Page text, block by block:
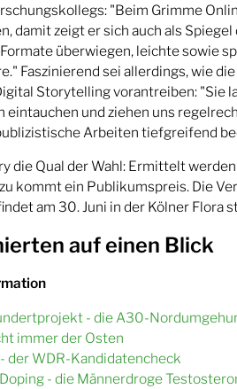
"Beim Grimme
damit zeigt er sich auch als
überwiegen, leichte sowie
Faszinierend sei allerdings, wie
Storytelling vorantreiben: "Sie
eintauchen und ziehen uns
Arbeiten tiefgreifend
die Qual der Wahl: Ermittelt
kommt ein Publikumspreis. Die
am 30. Juni in der Kölner Flora
auf einen Blick
- die A30-
immer der Osten
der WDR-Kandidatencheck
- die Männerdroge